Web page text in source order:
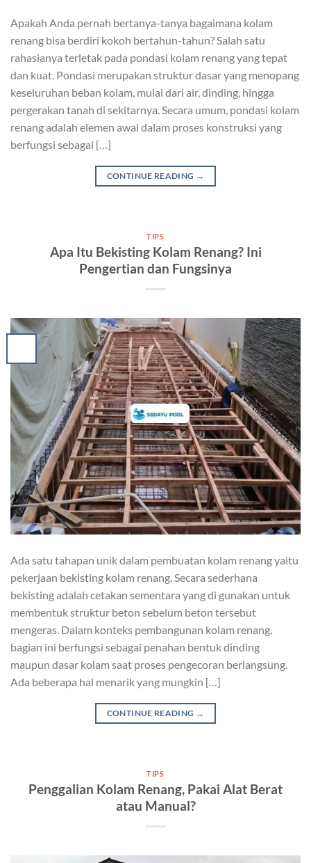
Apakah Anda pernah bertanya-tanya bagaimana kolam
renang bisa berdiri kokoh bertahun-tahun? Salah satu
rahasianya terletak pada pondasi kolam renang yang tepat
dan kuat. Pondasi merupakan struktur dasar yang menopang
keseluruhan beban kolam, mulai dari air, dinding, hingga
pergerakan tanah di sekitarnya. Secara umum, pondasi kolam
renang adalah elemen awal dalam proses konstruksi yang
berfungsi sebagai […]
CONTINUE READING →
TIPS
Apa Itu Bekisting Kolam Renang? Ini
Pengertian dan Fungsinya
Ada satu tahapan unik dalam pembuatan kolam renang yaitu
pekerjaan bekisting kolam renang. Secara sederhana
bekisting adalah cetakan sementara yang di gunakan untuk
membentuk struktur beton sebelum beton tersebut
mengeras. Dalam konteks pembangunan kolam renang,
bagian ini berfungsi sebagai penahan bentuk dinding
maupun dasar kolam saat proses pengecoran berlangsung.
Ada beberapa hal menarik yang mungkin […]
CONTINUE READING →
TIPS
Penggalian Kolam Renang, Pakai Alat Berat
atau Manual?